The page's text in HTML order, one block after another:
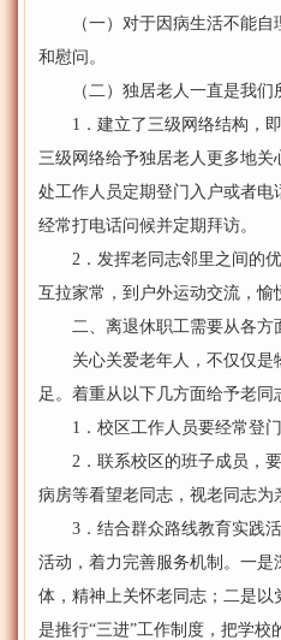
（一）对于因病生活不能自理
和慰问。
（二）独居老人一直是我们
1．建立了三级网络结构，即
三级网络给予独居老人更多地
处工作人员定期登门入户或者
经常打电话问候并定期拜访。
2．发挥老同志邻里之间的优
互拉家常，到户外运动交流，愉
二、离退休职工需要从各方
关心关爱老年人，不仅仅是物
足。着重从以下几方面给予老同
1．校区工作人员要经常登门
2．联系校区的班子成员，要
病房等看望老同志，视老同志为
3．结合群众路线教育实践活
活动，着力完善服务机制。一
体，精神上关怀老同志；二是
是推行“三进”工作制度，把学